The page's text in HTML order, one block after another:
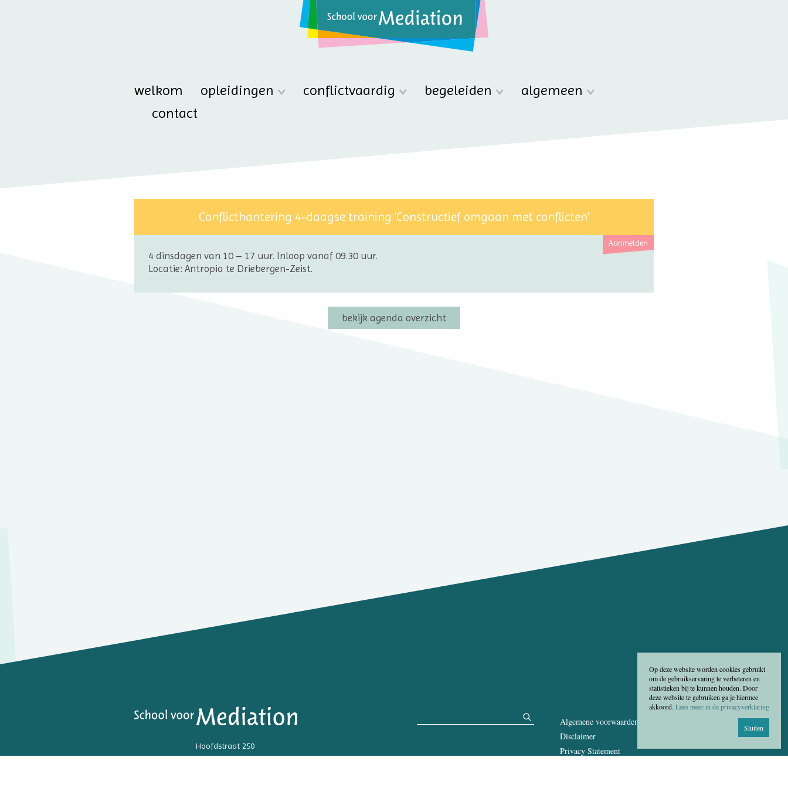
Op deze website worden cookies gebruikt
om de gebruikservaring te verbeteren en
statistieken bij te kunnen houden. Door
deze website te gebruiken ga je hiermee
akkoord. Lees meer in de privacyverklaring
Sluiten
welkom opleidingen conflictvaardig begeleiden
algemeen
contact
Conflicthantering 4-daagse training ‘Constructief omgaan met conflicten’
Aanmelden
4 dinsdagen van 10 – 17 uur. Inloop vanaf 09.30 uur.
Locatie: Antropia te Driebergen-Zeist.
bekijk agenda overzicht
Hoofdstraat 250
Algemene voorwaarden
Disclaimer
Privacy Statement